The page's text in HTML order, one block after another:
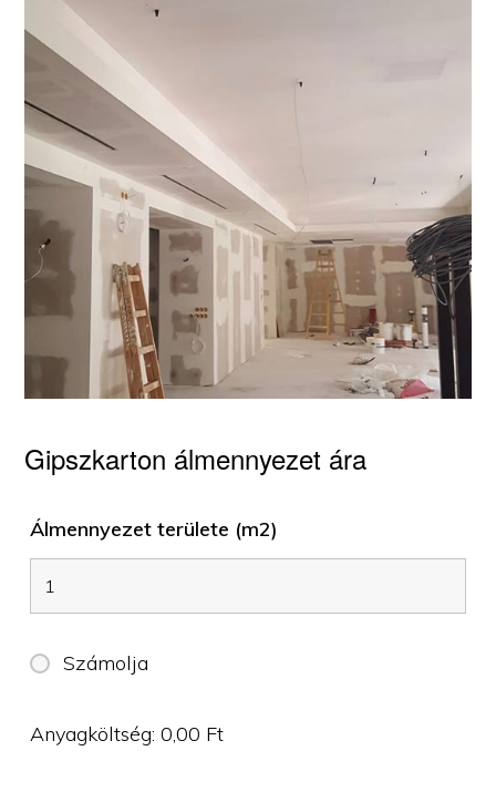
Gipszkarton álmennyezet ára
Álmennyezet területe (m2)
Számolja
Anyagköltség:0,00 Ft